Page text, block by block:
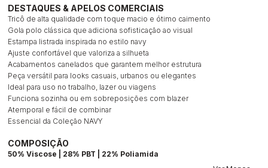
DESTAQUES & APELOS COMERCIAIS
Tricô de alta qualidade com toque macio e ótimo caimento
Gola polo clássica que adiciona sofisticação ao visual
Estampa listrada inspirada no estilo navy
Ajuste confortável que valoriza a silhueta
Acabamentos canelados que garantem melhor estrutura
Peça versátil para looks casuais, urbanos ou elegantes
Ideal para uso no trabalho, lazer ou viagens
Funciona sozinha ou em sobreposições com blazer
Atemporal e fácil de combinar
Essencial da Coleção NAVY
COMPOSIÇÃO
50% Viscose | 28% PBT | 22% Poliamida